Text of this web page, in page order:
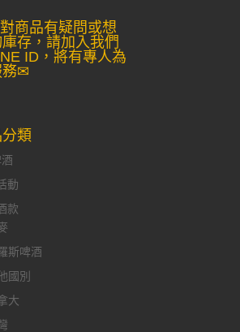
商品有疑問或想
存，請加入我們
ID，將有專人為
務✉
類
動
款
斯啤酒
國別
大